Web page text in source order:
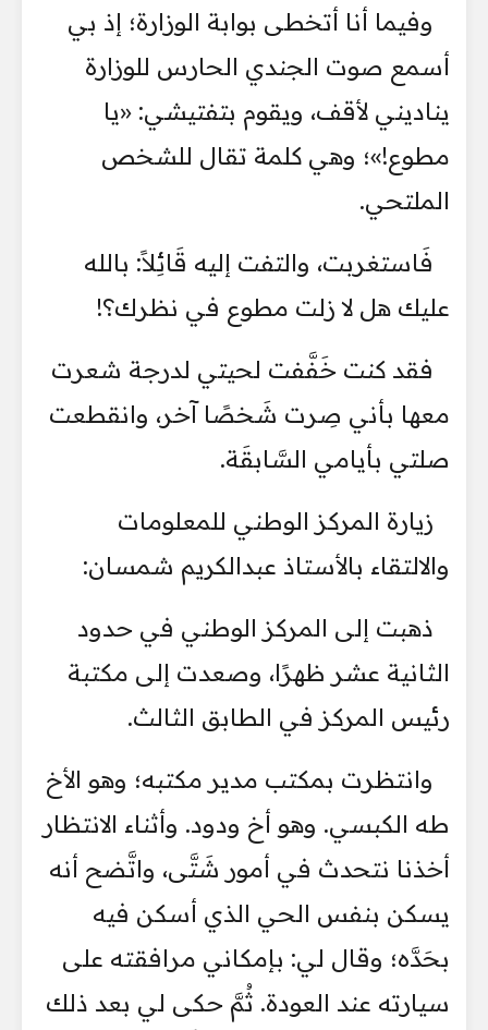
وفيما أنا أتخطى بوابة الوزارة؛ إذ بي
أسمع صوت الجندي الحارس للوزارة
يناديني لأقف، ويقوم بتفتيشي: «يا
مطوع!»؛ وهي كلمة تقال للشخص
الملتحي.
فَاستغربت، والتفت إليه قَائِلاً: بالله
عليك هل لا زلت مطوع في نظرك؟!
فقد كنت خَفَّفت لحيتي لدرجة شعرت
معها بأني صِرت شَخصًا آخر، وانقطعت
صلتي بأيامي السَّابقَة.
زيارة المركز الوطني للمعلومات
والالتقاء بالأستاذ عبدالكريم شمسان:
ذهبت إلى المركز الوطني في حدود
الثانية عشر ظهرًا، وصعدت إلى مكتبة
رئيس المركز في الطابق الثالث.
وانتظرت بمكتب مدير مكتبه؛ وهو الأخ
طه الكبسي. وهو أخ ودود. وأثناء الانتظار
أخذنا نتحدث في أمور شَتَّى، واتَّضح أنه
يسكن بنفس الحي الذي أسكن فيه
بحَدَّه؛ وقال لي: بإمكاني مرافقته على
سيارته عند العودة. ثُمَّ حكى لي بعد ذلك